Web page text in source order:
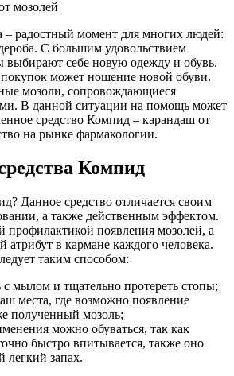
– радостный момент для многих людей:
С большим удовольствием
себе новую одежду и обувь.
может ношение новой обуви.
мозоли, сопровождающиеся
В данной ситуации на помощь может
средство Компид – карандаш от
на рынке фармакологии.
Компид
Данное средство отличается своим
а также действенным эффектом.
профилактикой появления мозолей, а
атрибут в кармане каждого человека.
таким способом:
мылом и тщательно протереть стопы;
места, где возможно появление
полученный мозоль;
можно обуваться, так как
быстро впитывается, также оно
легкий запах.